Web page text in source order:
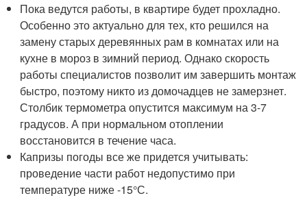
Пока ведутся работы, в квартире будет прохладно.
Особенно это актуально для тех, кто решился на
замену старых деревянных рам в комнатах или на
кухне в мороз в зимний период. Однако скорость
работы специалистов позволит им завершить монтаж
быстро, поэтому никто из домочадцев не замерзнет.
Столбик термометра опустится максимум на 3-7
градусов. А при нормальном отоплении
восстановится в течение часа.
Капризы погоды все же придется учитывать:
проведение части работ недопустимо при
температуре ниже -15°С.